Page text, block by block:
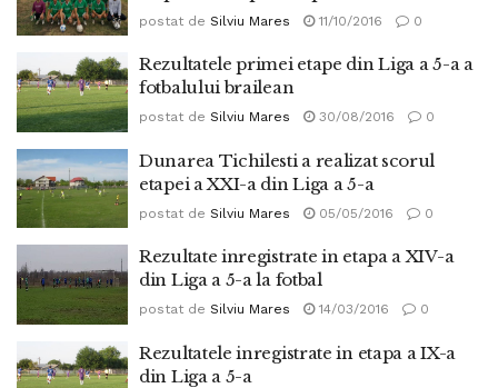
postat de Silviu Mares 11/10/2016 0
Rezultatele primei etape din Liga a 5-a a
fotbalului brailean
postat de Silviu Mares 30/08/2016 0
Dunarea Tichilesti a realizat scorul
etapei a XXI-a din Liga a 5-a
postat de Silviu Mares 05/05/2016 0
Rezultate inregistrate in etapa a XIV-a
din Liga a 5-a la fotbal
postat de Silviu Mares 14/03/2016 0
Rezultatele inregistrate in etapa a IX-a
din Liga a 5-a